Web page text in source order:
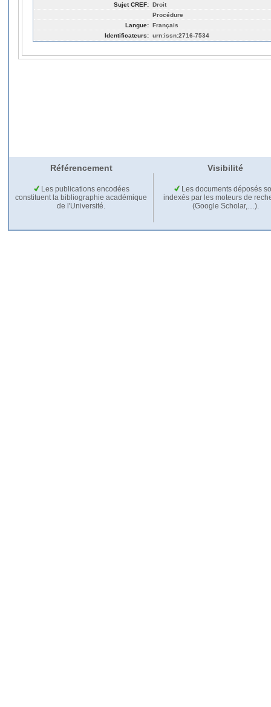
Sujet CREF: Droit
Procédure
Langue: Français
Identificateurs: urn:issn:2716-7534
Référencement Visibilité
Les publications encodées
constituent la bibliographie académique
de l'Université.
Les documents déposés
indexés par les moteurs de
(Google Scholar,…).